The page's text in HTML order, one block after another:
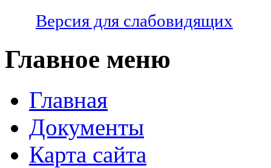
Версия для слабовидящих
Главное меню
Главная
Документы
Карта сайта